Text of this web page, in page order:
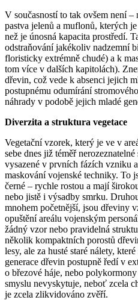
V současností to tak ovšem není
pastva jelenů a muflonů, kterých
než je únosná kapacita prostředí.
odstraňování jakékoliv nadzemní
floristicky extrémně chudé) a k
tom více v dalších kapitolách).
dřevin, což vede k absenci jejich
postupnému odumírání
náhrady v podobě jejich mladé
Diverzita a struktura vegetace
Vegetační vzorek, který je ve v
sebe dnes již téměř
vysazené v prvních fázích vzniku
maskování vojenské techniky. To
černé – rychle rostou a mají
nebo jistě i výsadby smrku.
mnohem početnější, jsou dřeviny
opuštění areálu vojenským
žádný vzor nebo pravidelná
několik kompaktních porostů
lesy, ale za husté staré nálety,
generace dřevin postupně ředí v
o březové háje, nebo
smyslu nevyskytuje, neboť zcela
je zcela zlikvidováno zvěří.